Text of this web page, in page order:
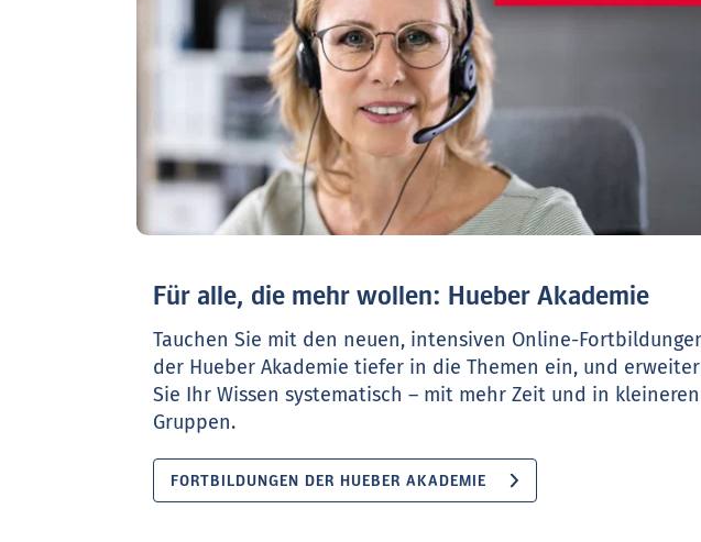
Für alle, die mehr wollen: Hueber Akademie
Tauchen Sie mit den neuen, intensiven Online-
der Hueber Akademie tiefer in die Themen ein, und
Sie Ihr Wissen systematisch – mit mehr Zeit und in kleineren
Gruppen.
FORTBILDUNGEN DER HUEBER AKADEMIE